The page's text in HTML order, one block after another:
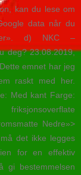
kan du lese om
data når du
d) NKC –
deg? 23.08.2019,
emnet har jeg
raskt med her.
Med kant Farge:
Nedre»>
det ikke legges
for en effektiv
gi bestemmelsen